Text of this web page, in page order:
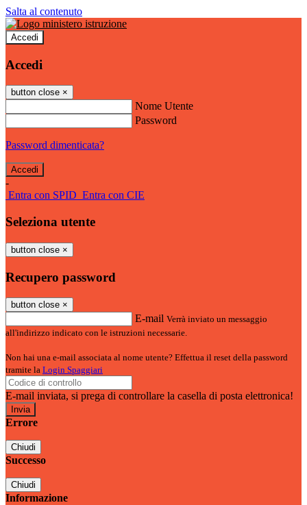
Salta al contenuto
Accedi
Accedi
button close ×
Nome Utente
Password
Password dimenticata?
-
Entra con SPID Entra con CIE
Seleziona utente
button close ×
Recupero password
button close ×
E-mail Verrà inviato un messaggio
all'indirizzo indicato con le istruzioni necessarie.
Non hai una e-mail associata al nome utente? Effettua il reset della password
tramite la Login Spaggiari
E-mail inviata, si prega di controllare la casella di posta elettronica!
Errore
Chiudi
Successo
Chiudi
Informazione